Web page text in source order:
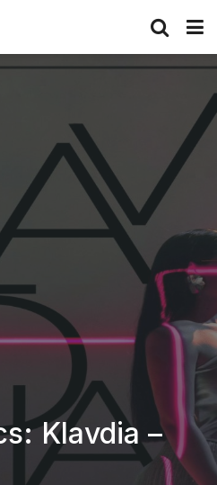
Klavdia –